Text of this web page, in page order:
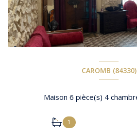
CAROMB (84330)
1